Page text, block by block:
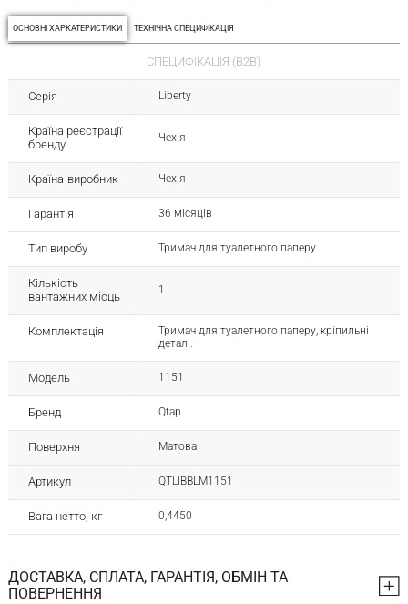
ОСНОВНІ ХАРКАТЕРИСТИКИ ТЕХНІЧНА СПЕЦИФІКАЦІЯ
СПЕЦИФІКАЦІЯ (B2B)
Серія Liberty
Країна реєстрації
бренду
Чехія
Країна-виробник Чехія
Гарантія 36 місяців
Тип виробу Тримач для туалетного паперу
Кількість
вантажних місць
1
Комплектація
Тримач для туалетного паперу, кріпильні
деталі.
Модель 1151
Бренд Qtap
Поверхня Матова
Артикул QTLIBBLM1151
Вага нетто, кг 0,4450
ДОСТАВКА, СПЛАТА, ГАРАНТІЯ, ОБМІН ТА
ПОВЕРНЕННЯ